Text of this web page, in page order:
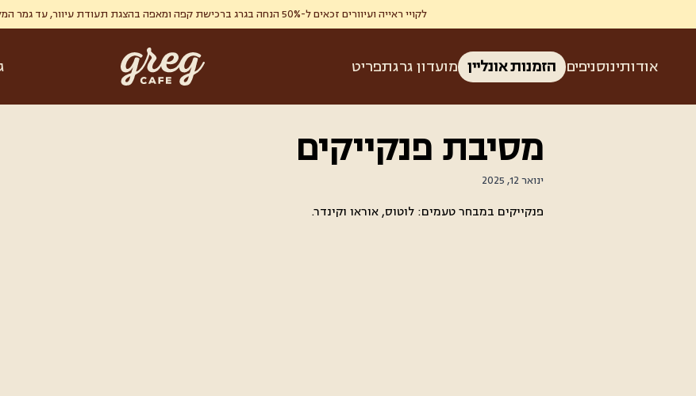
לקויי ראייה ועיוורים זכאים ל-50% הנחה בגרג ברכישת קפה ומאפה בהצגת תעודת עיוור, עד גמר המלאי , מימוש אחד ללקוח.
אודותינוסניפים הזמנות אונליין מועדון גרגתפריט
מסיבת פנקייקים
ינואר 12, 2025
פנקייקים במבחר טעמים: לוטוס, אוראו וקינדר.